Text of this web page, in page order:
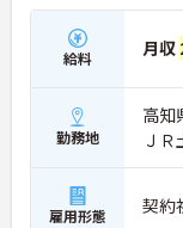
できます】
・入社時研修やサ
るため、着実に知
・OJT研修を通じ
けられるので、安
【リフレッシュ休
環境です】
・有給休暇とは別
があるため、心身
給料 月収
勤務地
高知
Ｊ
雇用形態 契約